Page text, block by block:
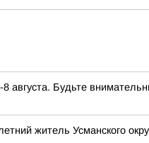
августа. Будьте
житель Усманского